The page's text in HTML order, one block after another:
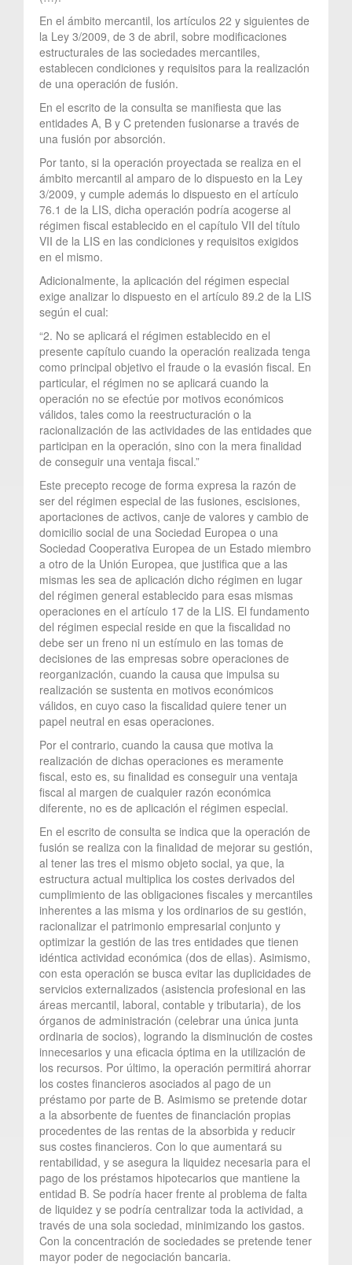
En el ámbito mercantil, los artículos 22 y siguientes de
la Ley 3/2009, de 3 de abril, sobre modificaciones
estructurales de las sociedades mercantiles,
establecen condiciones y requisitos para la realización
de una operación de fusión.
En el escrito de la consulta se manifiesta que las
entidades A, B y C pretenden fusionarse a través de
una fusión por absorción.
Por tanto, si la operación proyectada se realiza en el
ámbito mercantil al amparo de lo dispuesto en la Ley
3/2009, y cumple además lo dispuesto en el artículo
76.1 de la LIS, dicha operación podría acogerse al
régimen fiscal establecido en el capítulo VII del título
VII de la LIS en las condiciones y requisitos exigidos
en el mismo.
Adicionalmente, la aplicación del régimen especial
exige analizar lo dispuesto en el artículo 89.2 de la LIS
según el cual:
“2. No se aplicará el régimen establecido en el
presente capítulo cuando la operación realizada tenga
como principal objetivo el fraude o la evasión fiscal. En
particular, el régimen no se aplicará cuando la
operación no se efectúe por motivos económicos
válidos, tales como la reestructuración o la
racionalización de las actividades de las entidades que
participan en la operación, sino con la mera finalidad
de conseguir una ventaja fiscal.”
Este precepto recoge de forma expresa la razón de
ser del régimen especial de las fusiones, escisiones,
aportaciones de activos, canje de valores y cambio de
domicilio social de una Sociedad Europea o una
Sociedad Cooperativa Europea de un Estado miembro
a otro de la Unión Europea, que justifica que a las
mismas les sea de aplicación dicho régimen en lugar
del régimen general establecido para esas mismas
operaciones en el artículo 17 de la LIS. El fundamento
del régimen especial reside en que la fiscalidad no
debe ser un freno ni un estímulo en las tomas de
decisiones de las empresas sobre operaciones de
reorganización, cuando la causa que impulsa su
realización se sustenta en motivos económicos
válidos, en cuyo caso la fiscalidad quiere tener un
papel neutral en esas operaciones.
Por el contrario, cuando la causa que motiva la
realización de dichas operaciones es meramente
fiscal, esto es, su finalidad es conseguir una ventaja
fiscal al margen de cualquier razón económica
diferente, no es de aplicación el régimen especial.
En el escrito de consulta se indica que la operación de
fusión se realiza con la finalidad de mejorar su gestión,
al tener las tres el mismo objeto social, ya que, la
estructura actual multiplica los costes derivados del
cumplimiento de las obligaciones fiscales y mercantiles
inherentes a las misma y los ordinarios de su gestión,
racionalizar el patrimonio empresarial conjunto y
optimizar la gestión de las tres entidades que tienen
idéntica actividad económica (dos de ellas). Asimismo,
con esta operación se busca evitar las duplicidades de
servicios externalizados (asistencia profesional en las
áreas mercantil, laboral, contable y tributaria), de los
órganos de administración (celebrar una única junta
ordinaria de socios), logrando la disminución de costes
innecesarios y una eficacia óptima en la utilización de
los recursos. Por último, la operación permitirá ahorrar
los costes financieros asociados al pago de un
préstamo por parte de B. Asimismo se pretende dotar
a la absorbente de fuentes de financiación propias
procedentes de las rentas de la absorbida y reducir
sus costes financieros. Con lo que aumentará su
rentabilidad, y se asegura la liquidez necesaria para el
pago de los préstamos hipotecarios que mantiene la
entidad B. Se podría hacer frente al problema de falta
de liquidez y se podría centralizar toda la actividad, a
través de una sola sociedad, minimizando los gastos.
Con la concentración de sociedades se pretende tener
mayor poder de negociación bancaria.